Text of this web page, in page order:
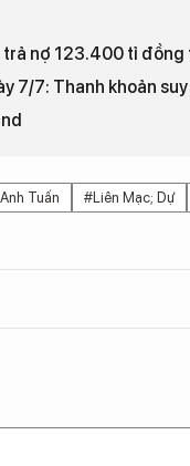
nợ 123.400 tỉ
7/7: Thanh khoản
Tuấn #Liên Mạc; Dự